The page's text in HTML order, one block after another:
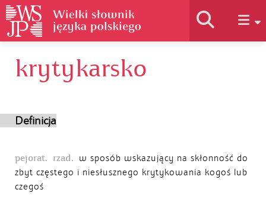
Historia słownika
krytykarsko
Definicja
pejorat. rzad.
w sposób wskazujący na skłonność do
zbyt częstego i niesłusznego krytykowania kogoś lub
czegoś